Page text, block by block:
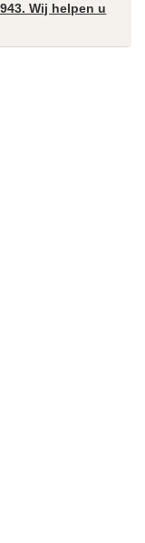
Wij helpen u